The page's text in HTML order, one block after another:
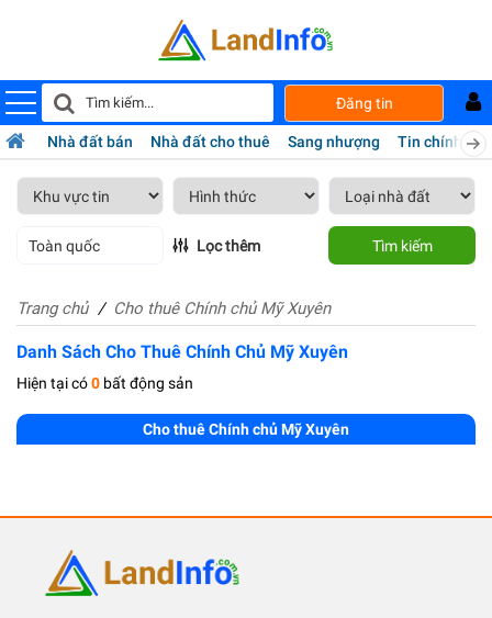
Đăng tin
Nhà đất bán Nhà đất cho thuê Sang nhượng Tin chính chủ
Toàn quốc Lọc thêm Tìm kiếm
Trang chủ Cho thuê Chính chủ Mỹ Xuyên
Danh Sách Cho Thuê Chính Chủ Mỹ Xuyên
Hiện tại có0 bất động sản
Cho thuê Chính chủ Mỹ Xuyên